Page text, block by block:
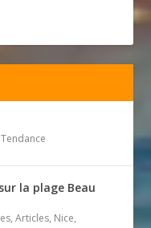
la plage Beau
,Articles, Nice,